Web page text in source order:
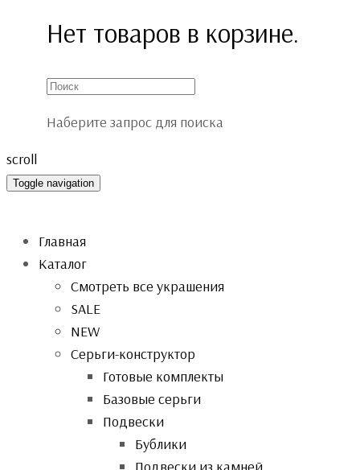
Нет товаров в корзине.
Наберите запрос для поиска
scroll
Toggle navigation
Главная
Каталог
Смотреть все украшения
SALE
NEW
Серьги-конструктор
Готовые комплекты
Базовые серьги
Подвески
Бублики